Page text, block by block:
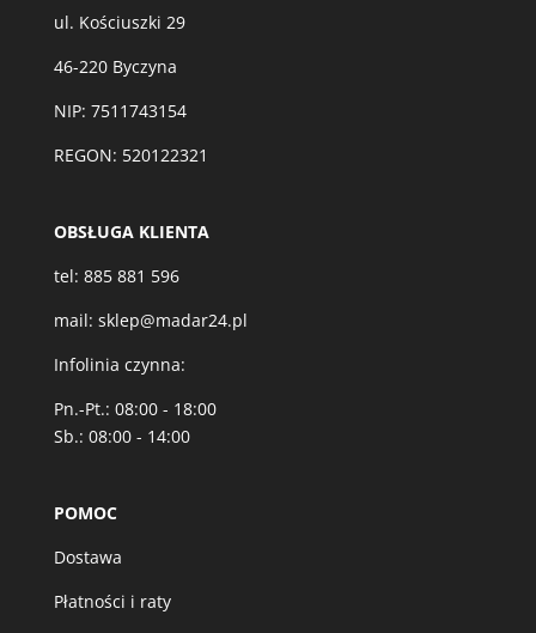
ul. Kościuszki 29
46-220 Byczyna
NIP: 7511743154
REGON: 520122321
OBSŁUGA KLIENTA
tel: 885 881 596
mail: sklep@madar24.pl
Infolinia czynna:
Pn.-Pt.: 08:00 - 18:00
Sb.: 08:00 - 14:00
POMOC
Dostawa
Płatności i raty